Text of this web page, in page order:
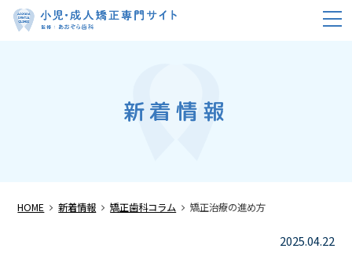
新着情報
HOME 新着情報 矯正歯科コラム 矯正治療の進め方
2025.04.22